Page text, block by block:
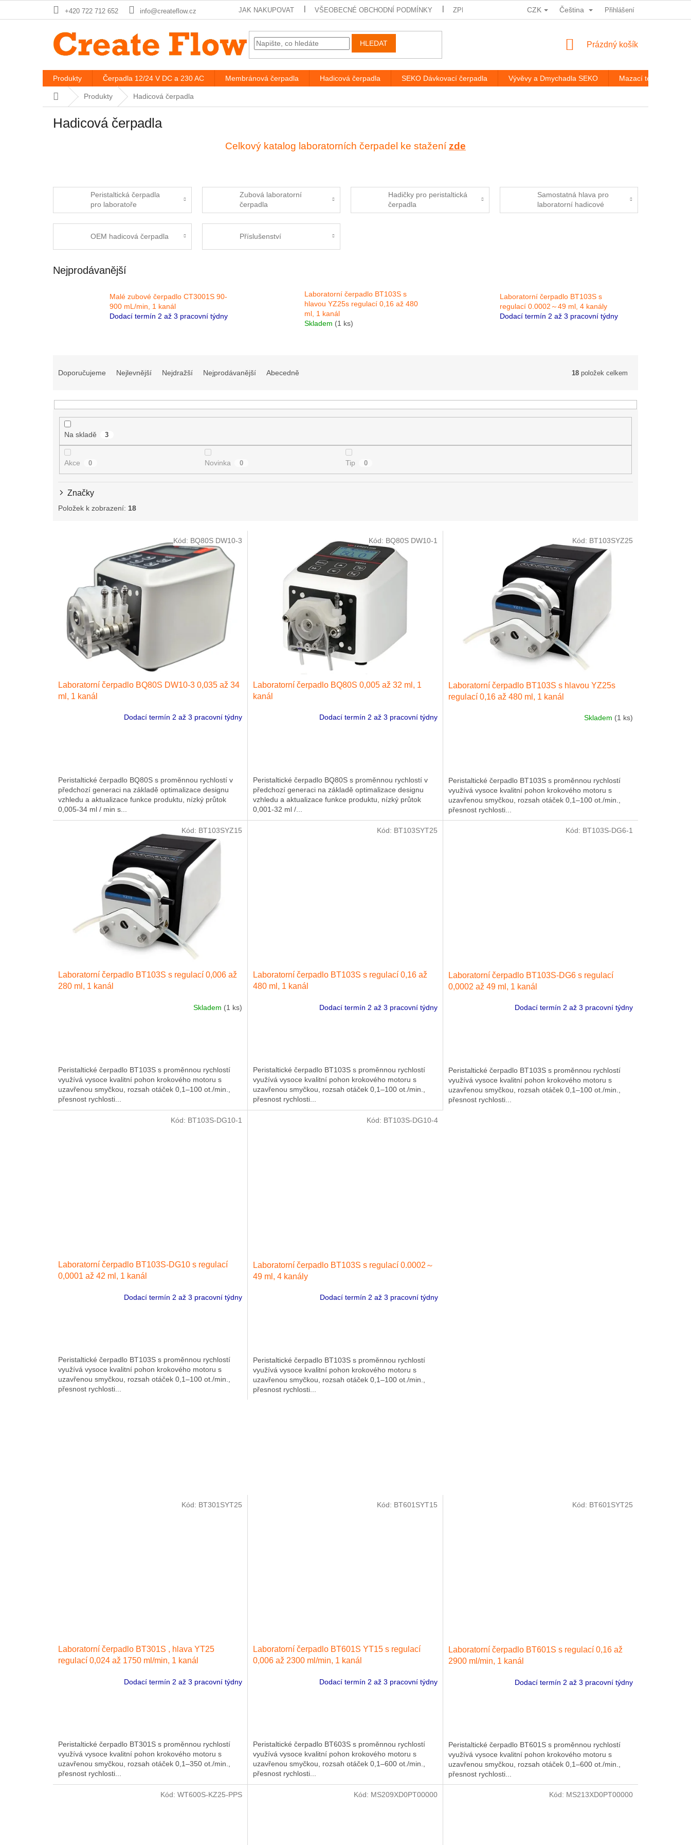
+420 722 712 652 info@createflow.cz JAK NAKUPOVAT VŠEOBECNÉ OBCHODNÍ PODMÍNKY ZPRACOVÁNÍ OSOBNÍCH ÚDAJŮ HODNOCENÍ OBCHODU
CZK Čeština Přihlášení
HLEDAT
NÁKUPNÍ
Prázdný košík
Produkty Čerpadla 12/24 V DC a 230 AC Membránová čerpadla Hadicová čerpadla SEKO Dávkovací čerpadla Vývěvy a Dmychadla SEKO Mazací technika
Domů Produkty Hadicová čerpadla
Hadicová čerpadla
Celkový katalog laboratorních čerpadel ke stažení zde
Peristaltická čerpadla
pro laboratoře
Zubová laboratorní
čerpadla
Hadičky pro peristaltická
čerpadla
Samostatná hlava pro
laboratorní hadicové
čerpadlo
OEM hadicová čerpadla Příslušenství
Nejprodávanější
Malé zubové čerpadlo CT3001S 90-
900 mL/min, 1 kanál
Dodací termín 2 až 3 pracovní týdny
Laboratorní čerpadlo BT103S s
hlavou YZ25s regulací 0,16 až 480
ml, 1 kanál
Skladem (1 ks)
Laboratorní čerpadlo BT103S s
regulací 0.0002～49 ml, 4 kanály
Dodací termín 2 až 3 pracovní týdny
n
Doporučujeme Nejlevnější Nejdražší Nejprodávanější Abecedně 18 položek celkem
Na skladě 3
Akce 0 Novinka 0 Tip 0
Značky
Položek k zobrazení: 18
Laboratorní čerpadlo BQ80S DW10-3 0,035 až 34
ml, 1 kanál
Dodací termín 2 až 3 pracovní týdny
Peristaltické čerpadlo BQ80S s proměnnou rychlostí v
předchozí generaci na základě optimalizace designu
vzhledu a aktualizace funkce produktu, nízký průtok
0,005-34 ml / min s...
Kód: BQ80S DW10-3
Laboratorní čerpadlo BQ80S 0,005 až 32 ml, 1
kanál
Dodací termín 2 až 3 pracovní týdny
Peristaltické čerpadlo BQ80S s proměnnou rychlostí v
předchozí generaci na základě optimalizace designu
vzhledu a aktualizace funkce produktu, nízký průtok
0,001-32 ml /...
Kód: BQ80S DW10-1
Laboratorní čerpadlo BT103S s hlavou YZ25s
regulací 0,16 až 480 ml, 1 kanál
Skladem (1 ks)
Peristaltické čerpadlo BT103S s proměnnou rychlostí
využívá vysoce kvalitní pohon krokového motoru s
uzavřenou smyčkou, rozsah otáček 0,1–100 ot./min.,
přesnost rychlosti...
Kód: BT103SYZ25
Laboratorní čerpadlo BT103S s regulací 0,006 až
280 ml, 1 kanál
Skladem (1 ks)
Peristaltické čerpadlo BT103S s proměnnou rychlostí
využívá vysoce kvalitní pohon krokového motoru s
uzavřenou smyčkou, rozsah otáček 0,1–100 ot./min.,
přesnost rychlosti...
Kód: BT103SYZ15
Laboratorní čerpadlo BT103S s regulací 0,16 až
480 ml, 1 kanál
Dodací termín 2 až 3 pracovní týdny
Peristaltické čerpadlo BT103S s proměnnou rychlostí
využívá vysoce kvalitní pohon krokového motoru s
uzavřenou smyčkou, rozsah otáček 0,1–100 ot./min.,
přesnost rychlosti...
Kód: BT103SYT25
Laboratorní čerpadlo BT103S-DG6 s regulací
0,0002 až 49 ml, 1 kanál
Dodací termín 2 až 3 pracovní týdny
Peristaltické čerpadlo BT103S s proměnnou rychlostí
využívá vysoce kvalitní pohon krokového motoru s
uzavřenou smyčkou, rozsah otáček 0,1–100 ot./min.,
přesnost rychlosti...
Kód: BT103S-DG6-1
Laboratorní čerpadlo BT103S-DG10 s regulací
0,0001 až 42 ml, 1 kanál
Dodací termín 2 až 3 pracovní týdny
Peristaltické čerpadlo BT103S s proměnnou rychlostí
využívá vysoce kvalitní pohon krokového motoru s
uzavřenou smyčkou, rozsah otáček 0,1–100 ot./min.,
přesnost rychlosti...
Kód: BT103S-DG10-1
Laboratorní čerpadlo BT103S s regulací 0.0002～
49 ml, 4 kanály
Dodací termín 2 až 3 pracovní týdny
Peristaltické čerpadlo BT103S s proměnnou rychlostí
využívá vysoce kvalitní pohon krokového motoru s
uzavřenou smyčkou, rozsah otáček 0,1–100 ot./min.,
přesnost rychlosti...
Kód: BT103S-DG10-4
Laboratorní čerpadlo BT301S , hlava YT25
regulací 0,024 až 1750 ml/min, 1 kanál
Dodací termín 2 až 3 pracovní týdny
Peristaltické čerpadlo BT301S s proměnnou rychlostí
využívá vysoce kvalitní pohon krokového motoru s
uzavřenou smyčkou, rozsah otáček 0,1–350 ot./min.,
přesnost rychlosti...
Kód: BT301SYT25
Laboratorní čerpadlo BT601S YT15 s regulací
0,006 až 2300 ml/min, 1 kanál
Dodací termín 2 až 3 pracovní týdny
Peristaltické čerpadlo BT603S s proměnnou rychlostí
využívá vysoce kvalitní pohon krokového motoru s
uzavřenou smyčkou, rozsah otáček 0,1–600 ot./min.,
přesnost rychlosti...
Kód: BT601SYT15
Laboratorní čerpadlo BT601S s regulací 0,16 až
2900 ml/min, 1 kanál
Dodací termín 2 až 3 pracovní týdny
Peristaltické čerpadlo BT601S s proměnnou rychlostí
využívá vysoce kvalitní pohon krokového motoru s
uzavřenou smyčkou, rozsah otáček 0,1–600 ot./min.,
přesnost rychlosti...
Kód: BT601SYT25
Kód:WT600S-KZ25-PPS Kód: MS209XD0PT00000 Kód: MS213XD0PT00000